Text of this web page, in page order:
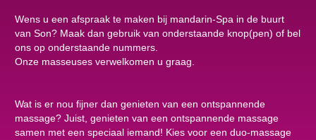
Wens u een afspraak te maken bij mandarin-Spa in de buurt
van Son? Maak dan gebruik van onderstaande knop(pen) of bel
ons op onderstaande nummers.
Onze masseuses verwelkomen u graag.
Wat is er nou fijner dan genieten van een ontspannende
massage? Juist, genieten van een ontspannende massage
samen met een speciaal iemand! Kies voor een duo-massage